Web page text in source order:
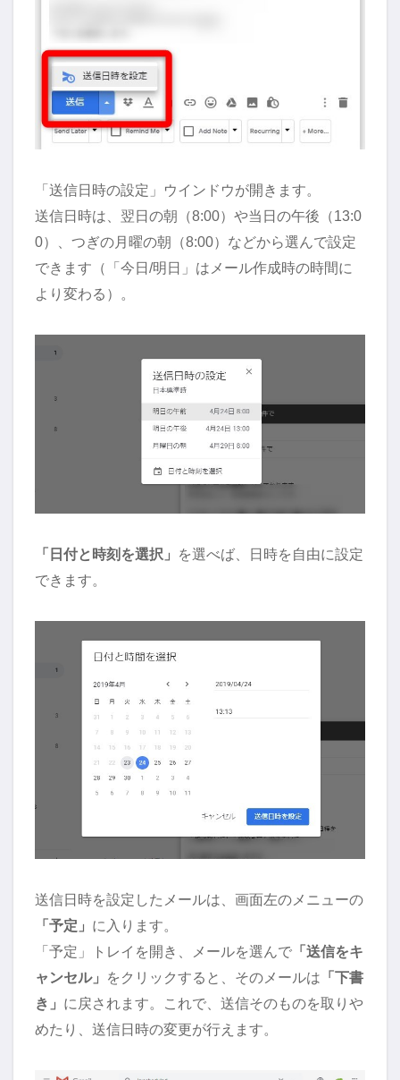
「送信日時の設定」ウインドウが開きます。
送信日時は、翌日の朝（8:00）や当日の午後（13:0
0）、つぎの月曜の朝（8:00）などから選んで設定
できます（「今日/明日」はメール作成時の時間に
より変わる）。
「日付と時刻を選択」
を選べば、日時を自由に設定
できます。
送信日時を設定したメールは、画面左のメニューの
「予定」 に入ります。
「予定」トレイを開き、メールを選んで 「送信をキ
ャンセル」
をクリックすると、そのメールは 「下書
き」 に戻されます。これで、送信そのものを取りや
めたり、送信日時の変更が行えます。